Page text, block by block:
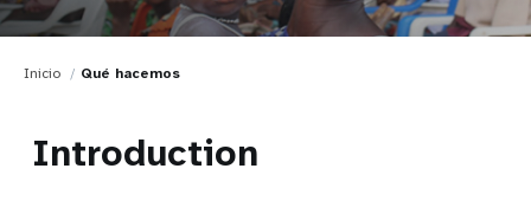
Inicio Qué hacemos
Introduction